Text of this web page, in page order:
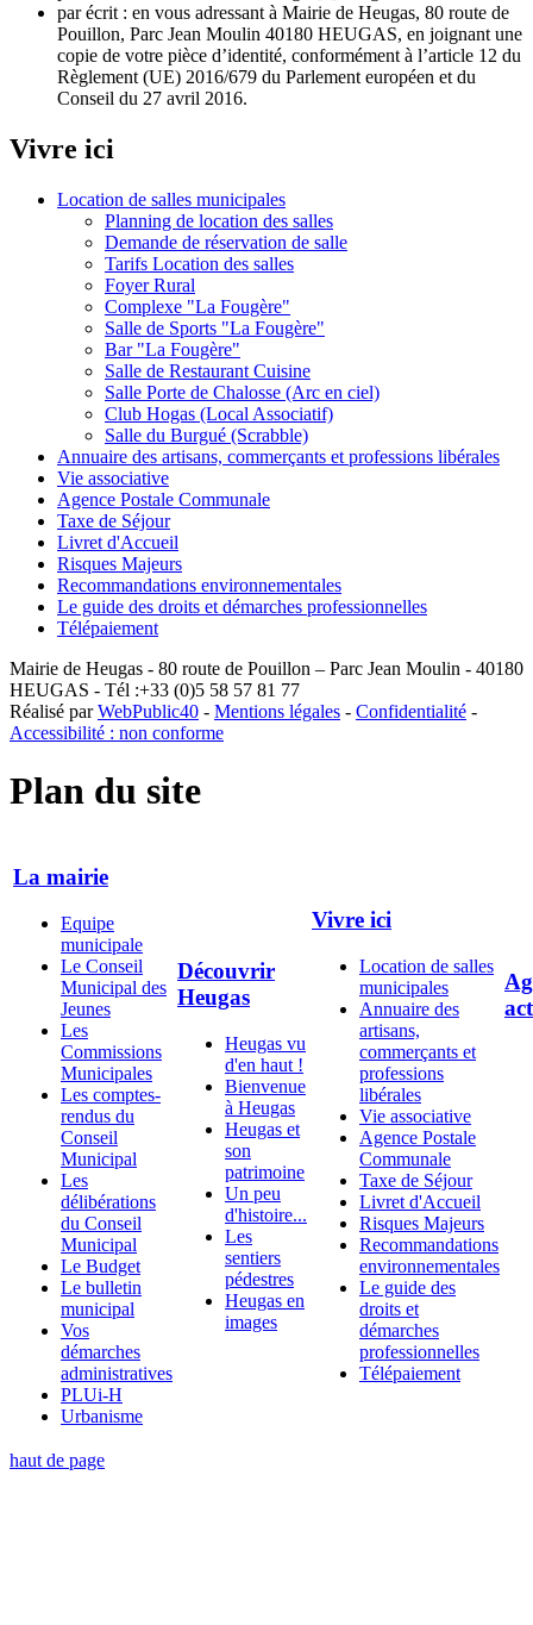
par écrit : en vous adressant à Mairie de Heugas, 80 route de
Pouillon, Parc Jean Moulin 40180 HEUGAS, en joignant une
copie de votre pièce d’identité, conformément à l’article 12 du
Règlement (UE) 2016/679 du Parlement européen et du
Conseil du 27 avril 2016.
Vivre ici
Location de salles municipales
Planning de location des salles
Demande de réservation de salle
Tarifs Location des salles
Foyer Rural
Complexe "La Fougère"
Salle de Sports "La Fougère"
Bar "La Fougère"
Salle de Restaurant Cuisine
Salle Porte de Chalosse (Arc en ciel)
Club Hogas (Local Associatif)
Salle du Burgué (Scrabble)
Annuaire des artisans, commerçants et professions libérales
Vie associative
Agence Postale Communale
Taxe de Séjour
Livret d'Accueil
Risques Majeurs
Recommandations environnementales
Le guide des droits et démarches professionnelles
Télépaiement
Mairie de Heugas - 80 route de Pouillon – Parc Jean Moulin - 40180
HEUGAS - Tél :+33 (0)5 58 57 81 77
Réalisé parWebPublic40 - Mentions légales - Confidentialité -
Accessibilité : non conforme
Plan du site
La mairie
Equipe
municipale
Le Conseil
Municipal des
Jeunes
Les
Commissions
Municipales
Les comptes-
rendus du
Conseil
Municipal
Les
délibérations
du Conseil
Municipal
Le Budget
Le bulletin
municipal
Vos
démarches
administratives
PLUi-H
Urbanisme
Découvrir
Heugas
Heugas vu
d'en haut !
Bienvenue
à Heugas
Heugas et
son
patrimoine
Un peu
d'histoire...
Les
sentiers
pédestres
Heugas en
images
Vivre ici
Location de salles
municipales
Annuaire des
artisans,
commerçants et
professions
libérales
Vie associative
Agence Postale
Communale
Taxe de Séjour
Livret d'Accueil
Risques Majeurs
Recommandations
environnementales
Le guide des
droits et
démarches
professionnelles
Télépaiement
haut de page